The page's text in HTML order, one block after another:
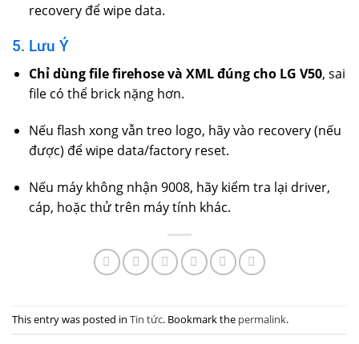
recovery để wipe data.
5. Lưu Ý
Chỉ dùng file firehose và XML đúng cho LG V50, sai
file có thể brick nặng hơn.
Nếu flash xong vẫn treo logo, hãy vào recovery (nếu
được) để wipe data/factory reset.
Nếu máy không nhận 9008, hãy kiểm tra lại driver,
cáp, hoặc thử trên máy tính khác.
This entry was posted in Tin tức. Bookmark the permalink.